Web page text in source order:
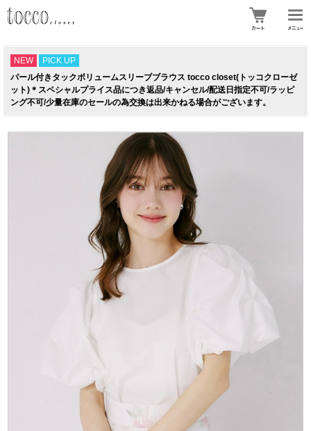
NEW
PICK UP
パール付きタックボリュームスリーブブラウス tocco closet(トッコクローゼ
ット)＊スペシャルプライス品につき返品/キャンセル/配送日指定不可/ラッピ
ング不可/少量在庫のセールの為交換は出来かねる場合がございます。